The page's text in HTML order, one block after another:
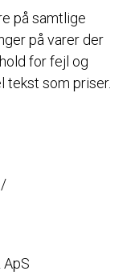
på samtlige
på varer der
for fejl og
tekst som priser.
ApS